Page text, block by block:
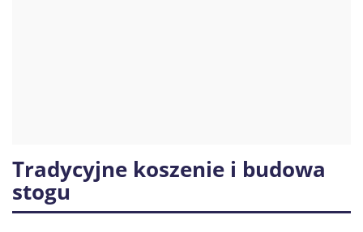
Tradycyjne koszenie i budowa
stogu